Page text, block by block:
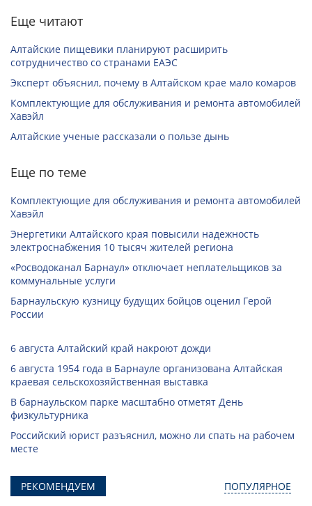
Еще читают
Алтайские пищевики планируют расширить
сотрудничество со странами ЕАЭС
Эксперт объяснил, почему в Алтайском крае мало комаров
Комплектующие для обслуживания и ремонта автомобилей
Хавэйл
Алтайские ученые рассказали о пользе дынь
Еще по теме
Комплектующие для обслуживания и ремонта автомобилей
Хавэйл
Энергетики Алтайского края повысили надежность
электроснабжения 10 тысяч жителей региона
«Росводоканал Барнаул» отключает неплательщиков за
коммунальные услуги
Барнаульскую кузницу будущих бойцов оценил Герой
России
6 августа Алтайский край накроют дожди
6 августа 1954 года в Барнауле организована Алтайская
краевая сельскохозяйственная выставка
В барнаульском парке масштабно отметят День
физкультурника
Российский юрист разъяснил, можно ли спать на рабочем
месте
РЕКОМЕНДУЕМ ПОПУЛЯРНОЕ